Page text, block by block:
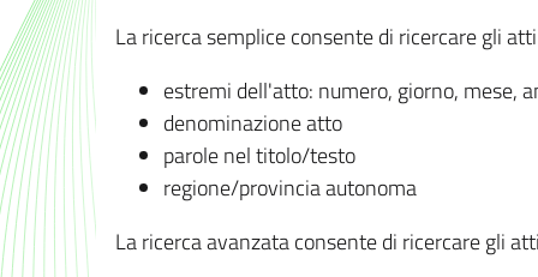
La ricerca semplice consente di ricercare gli
estremi dell'atto: numero, giorno, mese,
denominazione atto
parole nel titolo/testo
regione/provincia autonoma
La ricerca avanzata consente di ricercare gli